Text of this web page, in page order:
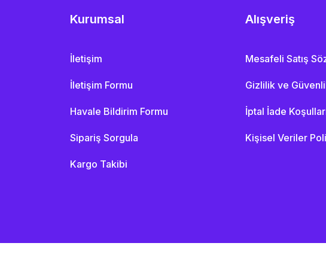
Kurumsal
İletişim
İletişim Formu
Havale Bildirim Formu
Sipariş Sorgula
Kargo Takibi
Alışveriş
Mesafeli Satış
Gizlilik ve
İptal İade
Kişisel Veriler